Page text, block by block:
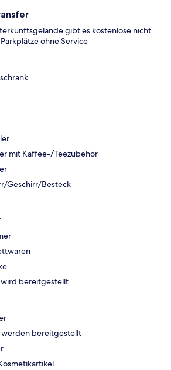
gibt es kostenlose nicht
ohne Service
mit Kaffee-/Teezubehör
Geschirr/Besteck
bereitgestellt
bereitgestellt